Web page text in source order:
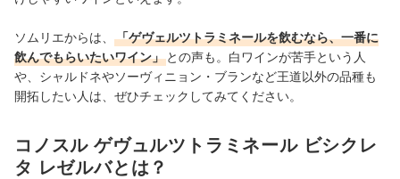
ソムリエからは、
「ゲヴェルツトラミネールを飲むなら、一番に
飲んでもらいたいワイン」 との声も。白ワインが苦手という人
や、シャルドネやソーヴィニョン・ブランなど王道以外の品種も
開拓したい人は、ぜひチェックしてみてください。
コノスル ゲヴュルツトラミネール ビシクレ
タ レゼルバとは？